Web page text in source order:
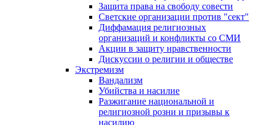
Защита права на свободу совести
Светские организации против "сект"
Диффамация религиозных
организаций и конфликты со СМИ
Акции в защиту нравственности
Дискуссии о религии и обществе
Экстремизм
Вандализм
Убийства и насилие
Разжигание национальной и
религиозной розни и призывы к
насилию